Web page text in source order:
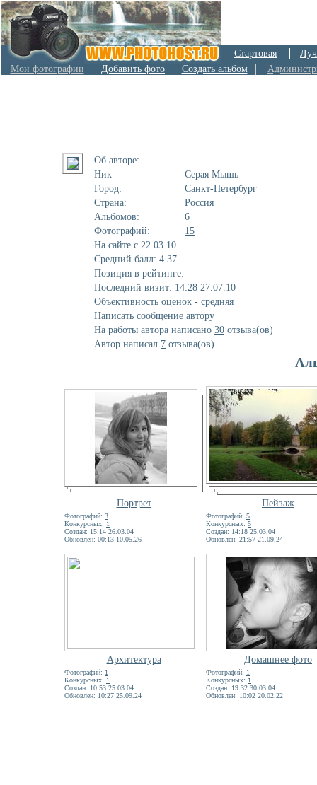
Стартовая
Мои фотографии
Добавить фото Создать альбом
Об авторе:
Ник
Серая Мышь
Город:
Санкт-Петербург
Страна:
Россия
Альбомов:
6
Фотографий:
15
На сайте с 22.03.10
Cредний балл: 4.37
Позиция в рейтинге:
Последний визит: 14:28 27.07.10
Объективность оценок - средняя
Написать сообщение автору
На работы автора написано 30 отзывa(ов)
Автор написал 7 отзывa(ов)
Портрет Пейзаж
Фотографий: 3
Конкурсных: 1
Создан: 15:14 26.03.04
Обновлен: 00:13 10.05.26
Фотографий: 5
Конкурсных: 5
Создан: 14:18 25.03.04
Обновлен: 21:57 21.09.24
Архитектура Домашнее фото
Фотографий: 1
Конкурсных: 1
Создан: 10:53 25.03.04
Обновлен: 10:27 25.09.24
Фотографий: 1
Конкурсных: 1
Создан: 19:32 30.03.04
Обновлен: 10:02 20.02.22